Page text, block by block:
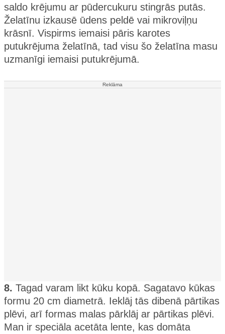
saldo krējumu ar pūdercukuru stingrās putās.
Želatīnu izkausē ūdens peldē vai mikroviļņu
krāsnī. Vispirms iemaisi pāris karotes
putukrējuma želatīnā, tad visu šo želatīna masu
uzmanīgi iemaisi putukrējumā.
Reklāma
8. Tagad varam likt kūku kopā. Sagatavo kūkas
formu 20 cm diametrā. Ieklāj tās dibenā pārtikas
plēvi, arī formas malas pārklāj ar pārtikas plēvi.
Man ir speciāla acetāta lente, kas domāta